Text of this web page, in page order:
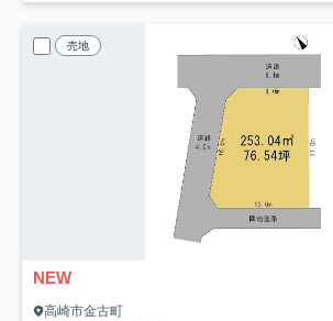
売地
NEW
高崎市金古町